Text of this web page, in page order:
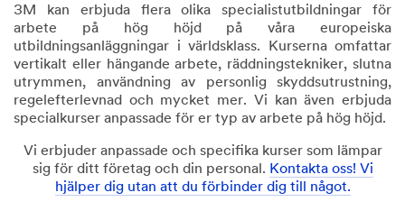
3M kan erbjuda flera olika specialistutbildningar för
arbete på hög höjd på våra europeiska
utbildningsanläggningar i världsklass. Kurserna omfattar
vertikalt eller hängande arbete, räddningstekniker, slutna
utrymmen, användning av personlig skyddsutrustning,
regelefterlevnad och mycket mer. Vi kan även erbjuda
specialkurser anpassade för er typ av arbete på hög höjd.
Vi erbjuder anpassade och specifika kurser som lämpar
sig för ditt företag och din personal. Kontakta oss! Vi
hjälper dig utan att du förbinder dig till något.